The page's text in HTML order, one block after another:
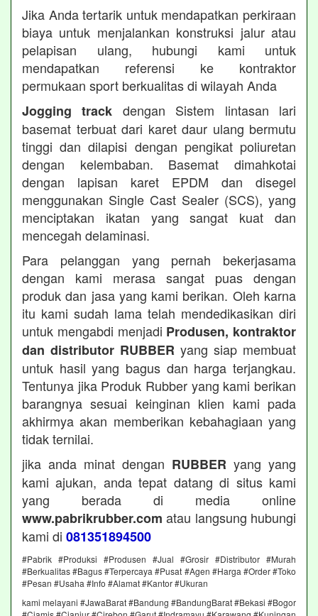
Jika Anda tertarik untuk mendapatkan perkiraan
biaya untuk menjalankan konstruksi jalur atau
pelapisan ulang, hubungi kami untuk
mendapatkan referensi ke kontraktor
permukaan sport berkualitas di wilayah Anda
Jogging track dengan Sistem lintasan lari
basemat terbuat dari karet daur ulang bermutu
tinggi dan dilapisi dengan pengikat poliuretan
dengan kelembaban. Basemat dimahkotai
dengan lapisan karet EPDM dan disegel
menggunakan Single Cast Sealer (SCS), yang
menciptakan ikatan yang sangat kuat dan
mencegah delaminasi.
Para pelanggan yang pernah bekerjasama
dengan kami merasa sangat puas dengan
produk dan jasa yang kami berikan. Oleh karna
itu kami sudah lama telah mendedikasikan diri
untuk mengabdi menjadi Produsen, kontraktor
dan distributor RUBBER yang siap membuat
untuk hasil yang bagus dan harga terjangkau.
Tentunya jika Produk Rubber yang kami berikan
barangnya sesuai keinginan klien kami pada
akhirmya akan memberikan kebahagiaan yang
tidak ternilai.
jika anda minat dengan RUBBER yang yang
kami ajukan, anda tepat datang di situs kami
yang berada di media online
www.pabrikrubber.com atau langsung hubungi
kami di 081351894500
#Pabrik #Produksi #Produsen #Jual #Grosir #Distributor #Murah
#Berkualitas #Bagus #Terpercaya #Pusat #Agen #Harga #Order #Toko
#Pesan #Usaha #Info #Alamat #Kantor #Ukuran
kami melayani #JawaBarat #Bandung #BandungBarat #Bekasi #Bogor